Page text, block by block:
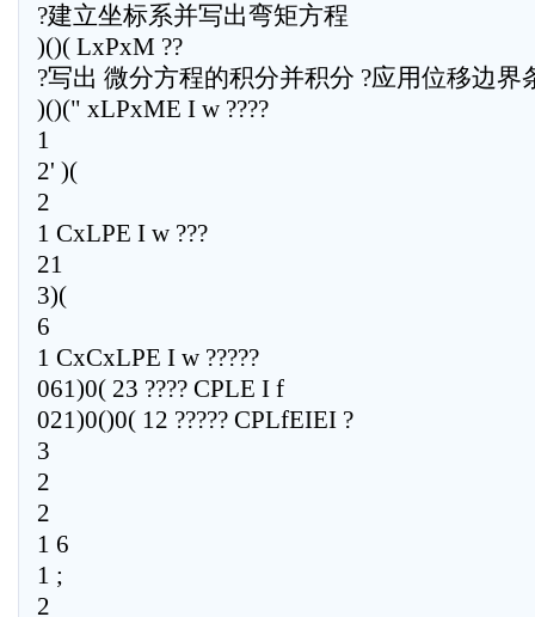
?建立坐标系并写出弯矩方程
)()( LxPxM ??
?写出 微分方程的积分并积分 ?应用位移边界
)()(" xLPxME I w ????
1
2' )(
2
1 CxLPE I w ???
21
3)(
6
1 CxCxLPE I w ?????
061)0( 23 ???? CPLE I f
021)0()0( 12 ????? CPLfEIEI ?
3
2
2
1 6
1 ;
2